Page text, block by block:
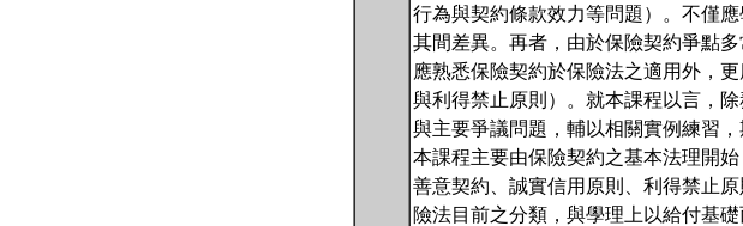
行為與契約條款效力等問題）。不僅
其間差異。再者，由於保險契約爭點
應熟悉保險契約於保險法之適用外，
與利得禁止原則）。就本課程以言，
與主要爭議問題，輔以相關實例練習
本課程主要由保險契約之基本法理開
善意契約、誠實信用原則、利得禁止
險法目前之分類，與學理上以給付基